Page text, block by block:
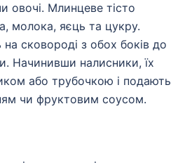
овочі. Млинцеве тісто
молока, яєць та цукру.
сковороді з обох боків до
Начинивши налисники, їх
або трубочкою і подають
чи фруктовим соусом.